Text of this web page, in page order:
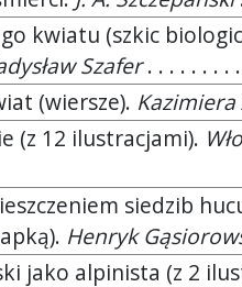
kwiatu (szkic
Szafer. . . . . . . .
(wiersze).
(z 12 ilustracjami).
siedzib
Henryk
jako alpinista (z 2